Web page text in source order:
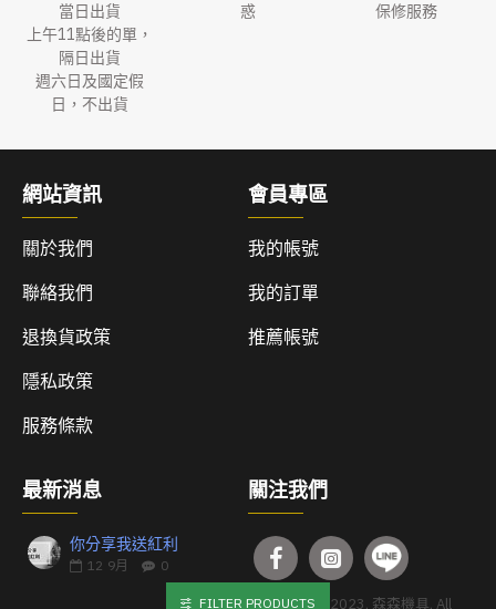
當日出貨
上午11點後的單，
隔日出貨
週六日及國定假
日，不出貨
惑
保修服務
網站資訊
關於我們
聯絡我們
退換貨政策
隱私政策
服務條款
會員專區
我的帳號
我的訂單
推薦帳號
最新消息
你分享我送紅利
12 9月 0
關注我們
Copyright © 2023, 森森機具, All
FILTER PRODUCTS